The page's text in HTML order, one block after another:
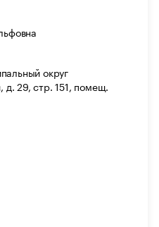
округ
д. 29, стр. 151, помещ.